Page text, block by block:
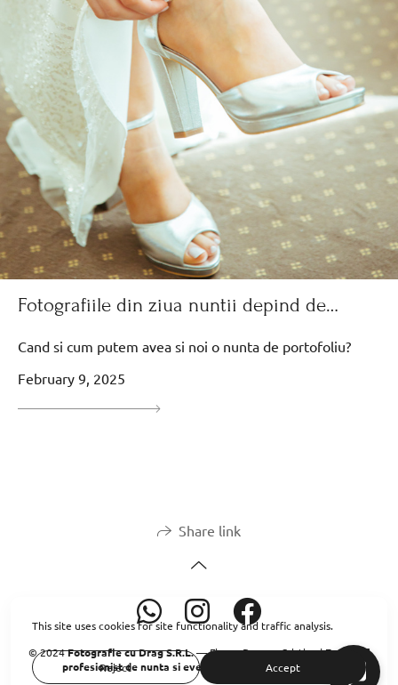
Fotografiile din ziua nuntii depind de…
Cand si cum putem avea si noi o nunta de portofoliu?
February 9, 2025
Share link
© 2024Fotografie cu Drag S.R.L.— Finaru Dragos-Cristian |Fotograf
profesionist de nunta si evenimente.
Brasov, Romania.
This site uses cookies for site functionality and traffic analysis.
Reject Accept